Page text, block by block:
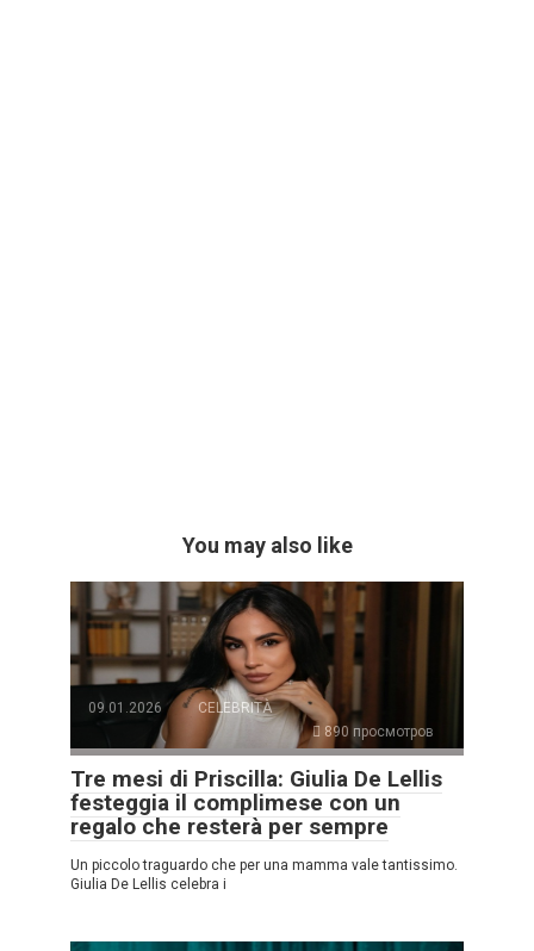
You may also like
09.01.2026
CELEBRITÀ
890 просмотров
Tre mesi di Priscilla: Giulia De Lellis
festeggia il complimese con un
regalo che resterà per sempre
Un piccolo traguardo che per una mamma vale tantissimo.
Giulia De Lellis celebra i